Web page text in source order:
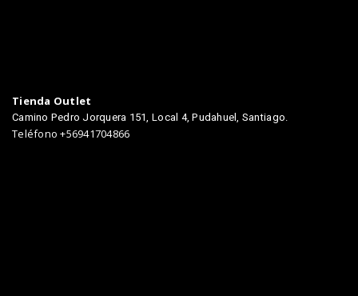
Tienda Outlet
Camino Pedro Jorquera 151, Local 4, Pudahuel, Santiago.
Teléfono +56941704866